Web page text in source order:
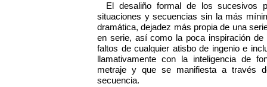
El desaliño formal de los sucesivos
situaciones y secuencias sin la más
dramática, dejadez más propia de una
en serie, así como la poca inspiración de
faltos de cualquier atisbo de ingenio e
llamativamente con la inteligencia de
metraje y que se manifiesta a través
secuencia.